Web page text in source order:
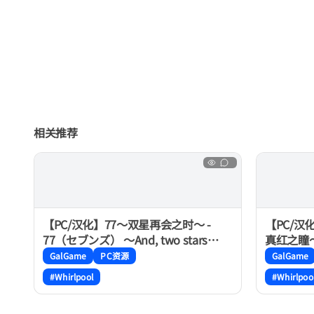
相关推荐
【PC/汉化】77～双星再会之时～ -
77（セブンズ） ～And, two stars
meet again～
GalGame
PC资源
#Whirlpool
【PC/
真红之瞳
約と深紅
GalGame